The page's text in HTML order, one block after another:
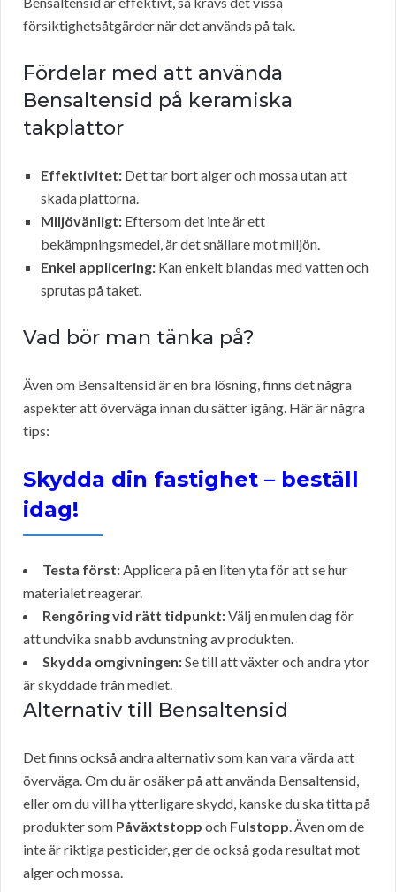
försiktighetsåtgärder när det används på tak.
Fördelar med att använda
Bensaltensid på keramiska
takplattor
Effektivitet: Det tar bort alger och mossa utan att
skada plattorna.
Miljövänligt: Eftersom det inte är ett
bekämpningsmedel, är det snällare mot miljön.
Enkel applicering: Kan enkelt blandas med vatten och
sprutas på taket.
Vad bör man tänka på?
Även om Bensaltensid är en bra lösning, finns det några
aspekter att överväga innan du sätter igång. Här är några
tips:
Skydda din fastighet – beställ
idag!
Testa först:Applicera på en liten yta för att se hur
materialet reagerar.
Rengöring vid rätt tidpunkt:Välj en mulen dag för
att undvika snabb avdunstning av produkten.
Skydda omgivningen:Se till att växter och andra ytor
är skyddade från medlet.
Alternativ till Bensaltensid
Det finns också andra alternativ som kan vara värda att
överväga. Om du är osäker på att använda Bensaltensid,
eller om du vill ha ytterligare skydd, kanske du ska titta på
produkter som Påväxtstopp och Fulstopp. Även om de
inte är riktiga pesticider, ger de också goda resultat mot
alger och mossa.